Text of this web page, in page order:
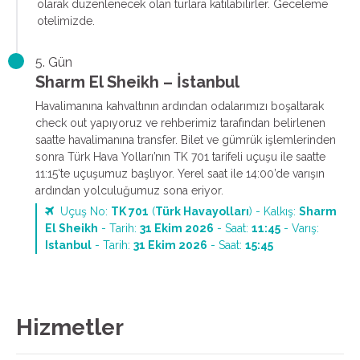
olarak düzenlenecek olan turlara katılabilirler. Geceleme
otelimizde.
5. Gün
Sharm El Sheikh – İstanbul
Havalimanına kahvaltının ardından odalarımızı boşaltarak
check out yapıyoruz ve rehberimiz tarafından belirlenen
saatte havalimanına transfer. Bilet ve gümrük işlemlerinden
sonra Türk Hava Yolları’nın TK 701 tarifeli uçuşu ile saatte
11:15‘te uçuşumuz başlıyor. Yerel saat ile 14:00’de varışın
ardından yolculuğumuz sona eriyor.
Uçuş No: TK 701 (Türk Havayolları) - Kalkış: Sharm
El Sheikh - Tarih: 31 Ekim 2026 - Saat: 11:45 - Varış:
Istanbul - Tarih: 31 Ekim 2026 - Saat: 15:45
Hizmetler